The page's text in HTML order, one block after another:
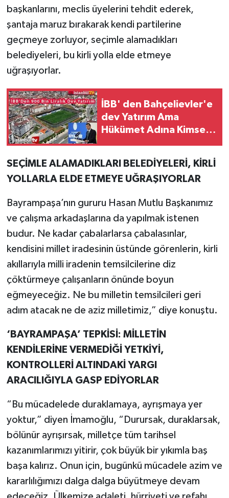
başkanlarını, meclis üyelerini tehdit ederek,
şantaja maruz bırakarak kendi partilerine
geçmeye zorluyor, seçimle alamadıkları
belediyeleri, bu kirli yolla elde etmeye
uğraşıyorlar.
İBB' den Bahçelievler'e
dev Yatırım Ama
Hükümet Adına Kimse
SEÇİMLE ALAMADIKLARI BELEDİYELERİ, KİRLİ
YOLLARLA ELDE ETMEYE UĞRAŞIYORLAR
Bayrampaşa’nın gururu Hasan Mutlu Başkanımız
ve çalışma arkadaşlarına da yapılmak istenen
budur. Ne kadar çabalarlarsa çabalasınlar,
kendisini millet iradesinin üstünde görenlerin, kirli
akıllarıyla milli iradenin temsilcilerine diz
çöktürmeye çalışanların önünde boyun
eğmeyeceğiz. Ne bu milletin temsilcileri geri
adım atacak ne de aziz milletimiz,” diye konuştu.
‘BAYRAMPAŞA’ TEPKİSİ: MİLLETİN
KENDİLERİNE VERMEDİĞİ YETKİYİ,
KONTROLLERİ ALTINDAKİ YARGI
ARACILIĞIYLA GASP EDİYORLAR
“Bu mücadelede duraklamaya, ayrışmaya yer
yoktur,” diyen İmamoğlu, “Durursak, duraklarsak,
bölünür ayrışırsak, milletçe tüm tarihsel
kazanımlarımızı yitirir, çok büyük bir yıkımla baş
başa kalırız. Onun için, bugünkü mücadele azim ve
kararlılığımızı dalga dalga büyütmeye devam